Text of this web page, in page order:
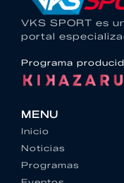
VKS SPORT es
portal
Programa
MENU
Inicio
Noticias
Programas